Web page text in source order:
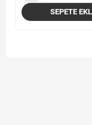
SEPETE